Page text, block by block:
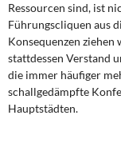
Ressourcen sind, ist
Führungscliquen aus
Konsequenzen ziehen
stattdessen Verstand
die immer häufiger
schallgedämpfte
Hauptstädten.